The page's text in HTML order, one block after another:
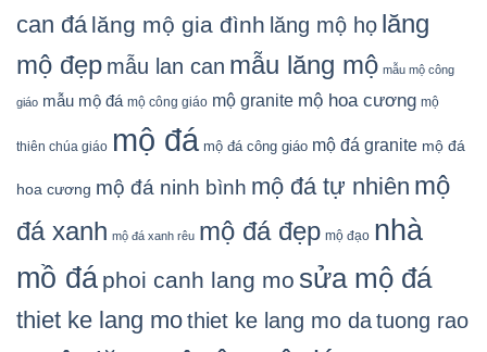
can đá lăng mộ gia đình lăng mộ họ lăng
mộ đẹp mẫu lan can mẫu lăng mộ mẫu mộ công
giáo mẫu mộ đá mộ công giáo mộ granite mộ hoa cương mộ
thiên chúa giáo mộ đá mộ đá công giáo mộ đá granite mộ đá
hoa cương mộ đá ninh bình mộ đá tự nhiên mộ
đá xanh mộ đá xanh rêu mộ đá đẹp mộ đạo nhà
mồ đá phoi canh lang mo sửa mộ đá
thiet ke lang mothiet ke lang mo datuong rao